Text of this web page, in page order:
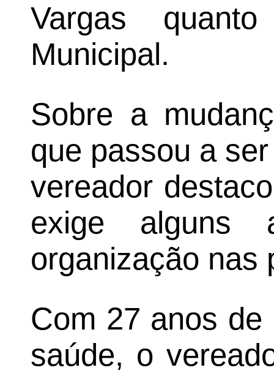
Vargas
Municipal.
Sobre a
que passou a
vereador
exige alguns
organização nas
Com 27 anos
saúde, o